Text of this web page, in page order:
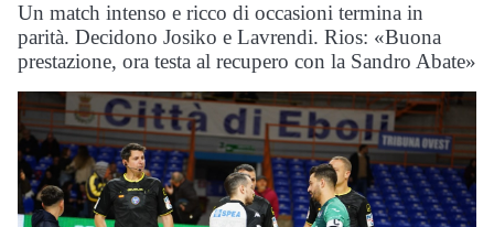
Un match intenso e ricco di occasioni termina in
parità. Decidono Josiko e Lavrendi. Rios: «Buona
prestazione, ora testa al recupero con la Sandro Abate»